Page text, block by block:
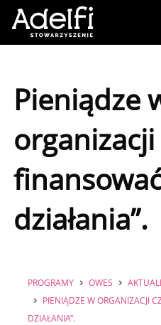
Pieniądze
działania”.
PROGRAMY OWES
PIENIĄDZE W ORGANIZACJI
DZIAŁANIA”.